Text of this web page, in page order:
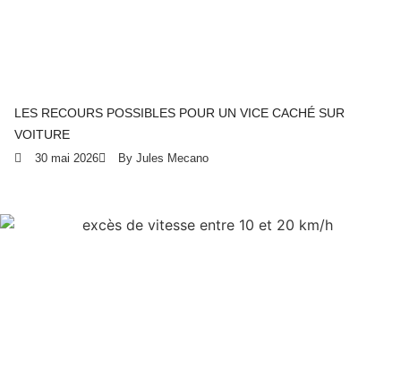
LES RECOURS POSSIBLES POUR UN VICE CACHÉ SUR
VOITURE
30 mai 2026 By Jules Mecano